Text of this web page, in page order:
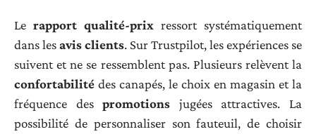
Le rapport qualité-prix ressort systématiquement
dans lesavis clients. Sur Trustpilot, les expériences se
suivent et ne se ressemblent pas. Plusieurs relèvent la
confortabilité des canapés, le choix en magasin et la
fréquence despromotions jugées attractives. La
possibilité de personnaliser son fauteuil, de choisir